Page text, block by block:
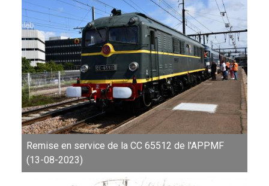
Remise en service de la CC 65512 de l'APPMF
(13-08-2023)